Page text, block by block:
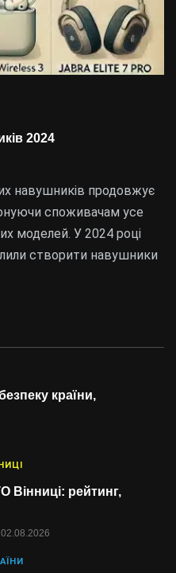
2024
навушників продовжує
споживачам усе
моделей. У 2024 році
створити навушники
країни,
Вінниці: рейтинг,
02.08.2026